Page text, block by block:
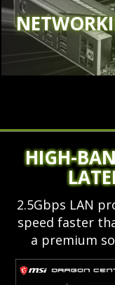
HIGH-
2.5Gbps LAN
speed faster
a premium